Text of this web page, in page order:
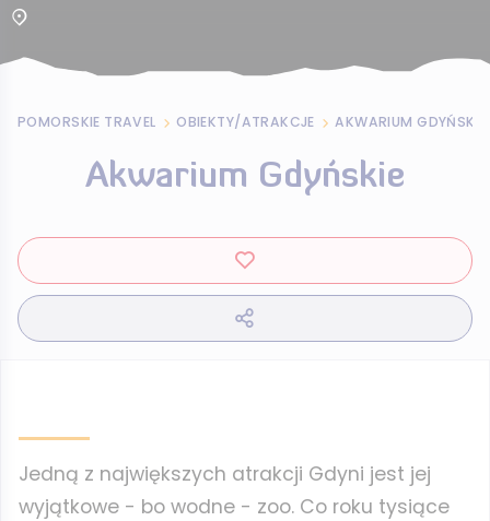
POMORSKIE TRAVEL OBIEKTY/ATRAKCJE AKWARIUM GDYŃSKIE
Akwarium Gdyńskie
Jedną z największych atrakcji Gdyni jest jej
wyjątkowe - bo wodne - zoo. Co roku tysiące